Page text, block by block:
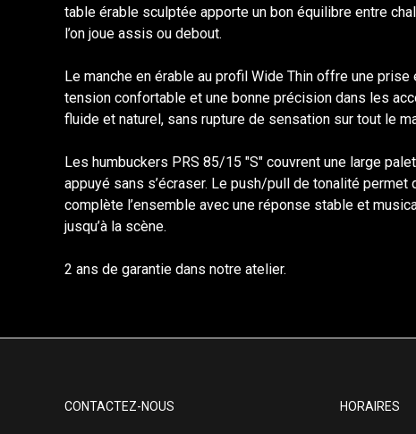
table érable sculptée apporte un bon équilibre entre
l’on joue assis ou debout.
Le manche en érable au profil Wide Thin offre une
tension confortable et une bonne précision dans les
fluide et naturel, sans rupture de sensation sur tout le
Les humbuckers PRS 85/15 "S" couvrent une large
appuyé sans s’écraser. Le push/pull de tonalité
complète l’ensemble avec une réponse stable et
jusqu’à la scène.
2 ans de garantie dans notre atelier.
CONTACTEZ-NOUS HORAIRES